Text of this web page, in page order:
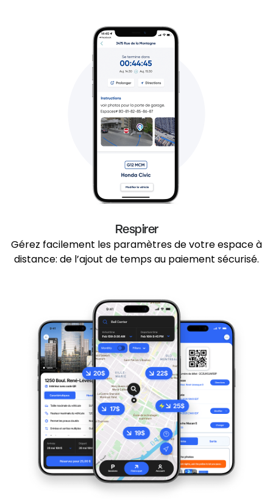
Respirer
Gérez facilement les paramètres de votre espace à
distance: de l’ajout de temps au paiement sécurisé.